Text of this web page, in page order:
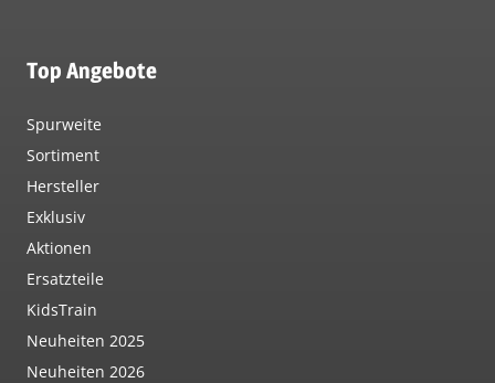
Top Angebote
Spurweite
Sortiment
Hersteller
Exklusiv
Aktionen
Ersatzteile
KidsTrain
Neuheiten 2025
Neuheiten 2026